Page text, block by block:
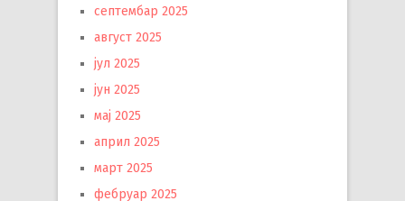
септембар 2025
август 2025
јул 2025
јун 2025
мај 2025
април 2025
март 2025
фебруар 2025